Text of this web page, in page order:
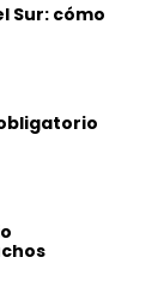
Sur: cómo